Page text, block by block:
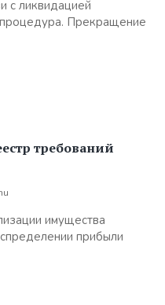
с ликвидацией
процедура. Прекращение
требований
имущества
прибыли